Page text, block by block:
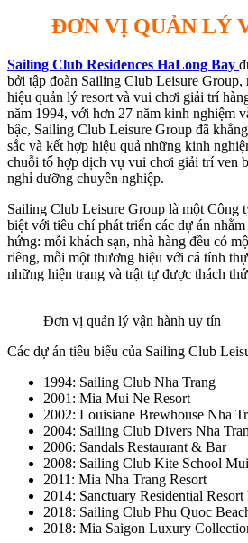
ĐƠN VỊ QUẢN LÝ
Sailing Club Residences HaLong Bay
bởi tập đoàn Sailing Club Leisure
hiệu quản lý resort và vui chơi giải trí
năm 1994, với hơn 27 năm kinh nghiệm
bậc, Sailing Club Leisure Group đã
sắc và kết hợp hiệu quả những kinh
chuỗi tổ hợp dịch vụ vui chơi giải trí ven
nghỉ dưỡng chuyên nghiệp.
Sailing Club Leisure Group là một Công
biệt với tiêu chí phát triển các dự án
hứng: mỗi khách sạn, nhà hàng đều có
riêng, mỗi một thương hiệu với cá tính
những hiện trạng và trật tự được thách
Đơn vị quản lý vận hành uy tín
Các dự án tiêu biểu của Sailing Club
1994: Sailing Club Nha Trang
2001: Mia Mui Ne Resort
2002: Louisiane Brewhouse Nha
2004: Sailing Club Divers Nha
2006: Sandals Restaurant & Bar
2008: Sailing Club Kite School
2011: Mia Nha Trang Resort
2014: Sanctuary Residential Resort
2018: Sailing Club Phu Quoc
2018: Mia Saigon Luxury